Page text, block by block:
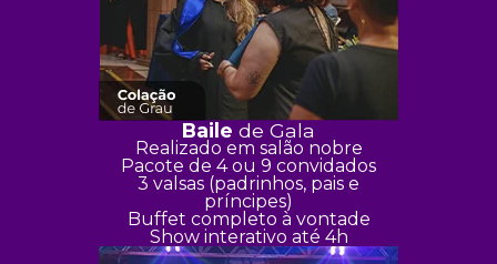
Baile de Gala
Realizado em salão nobre
Pacote de 4 ou 9 convidados
3 valsas (padrinhos, pais e
príncipes)
Buffet completo à vontade
Show interativo até 4h